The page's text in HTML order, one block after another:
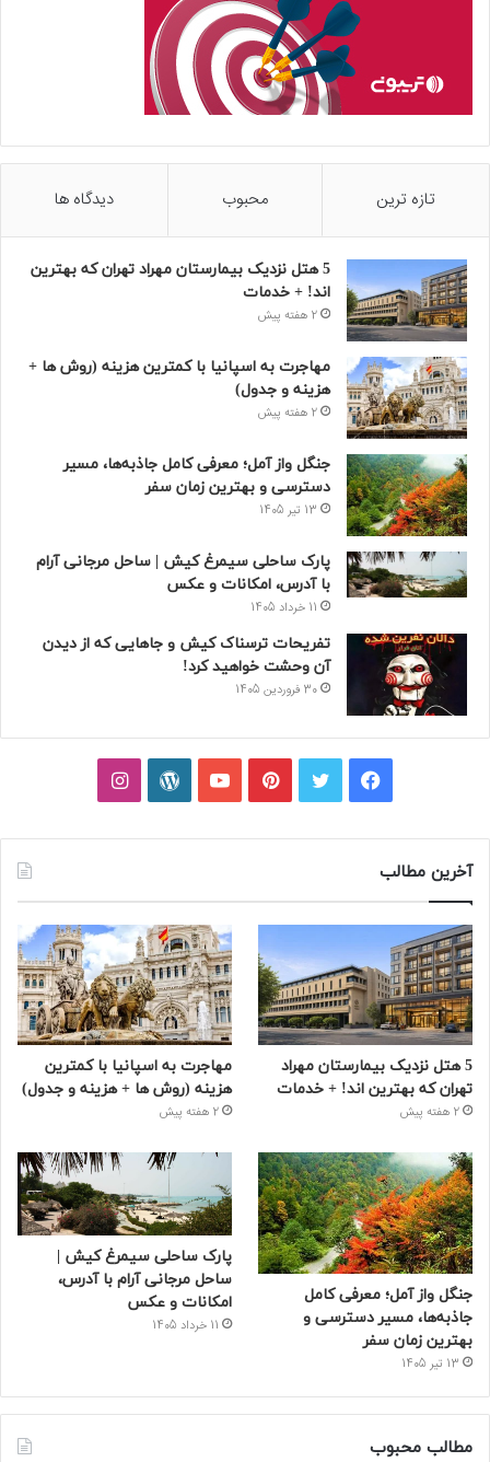
تازه ترین محبوب دیدگاه ها
5 هتل نزدیک بیمارستان مهراد تهران که بهترین‌
اند! + خدمات
2 هفته پیش
مهاجرت به اسپانیا با کمترین هزینه (روش ها +
هزینه و جدول)
2 هفته پیش
جنگل واز آمل؛ معرفی کامل جاذبه‌ها، مسیر
دسترسی و بهترین زمان سفر
13 تیر 1405
پارک ساحلی سیمرغ کیش | ساحل مرجانی آرام
با آدرس، امکانات و عکس
11 خرداد 1405
تفریحات ترسناک کیش و جاهایی که از دیدن
آن وحشت خواهید کرد!
30 فروردین 1405
فیسبوکتوییترپینتریستیوتیوبوردپرساینستاگرام
آخرین مطالب
5 هتل نزدیک بیمارستان مهراد
تهران که بهترین‌ اند! + خدمات
2 هفته پیش
مهاجرت به اسپانیا با کمترین
هزینه (روش ها + هزینه و جدول)
2 هفته پیش
جنگل واز آمل؛ معرفی کامل
جاذبه‌ها، مسیر دسترسی و
بهترین زمان سفر
13 تیر 1405
پارک ساحلی سیمرغ کیش |
ساحل مرجانی آرام با آدرس،
امکانات و عکس
11 خرداد 1405
مطالب محبوب